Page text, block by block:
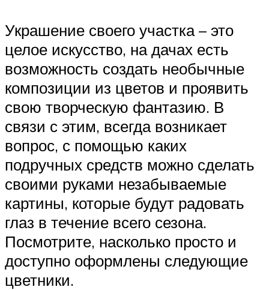
Украшение своего участка – это
целое искусство, на дачах есть
возможность создать необычные
композиции из цветов и проявить
свою творческую фантазию. В
связи с этим, всегда возникает
вопрос, с помощью каких
подручных средств можно сделать
своими руками незабываемые
картины, которые будут радовать
глаз в течение всего сезона.
Посмотрите, насколько просто и
доступно оформлены следующие
цветники.